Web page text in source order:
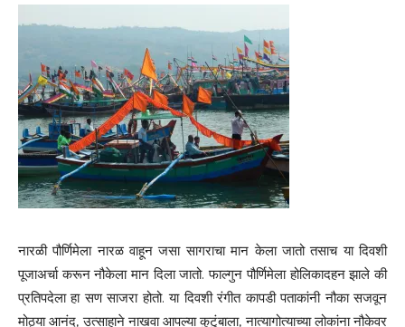
नारळी पौर्णिमेला नारळ वाहून जसा सागराचा मान केला जातो तसाच या दिवशी
पूजाअर्चा करून नौकेला मान दिला जातो. फाल्गुन पौर्णिमेला होलिकादहन झाले की
प्रतिपदेला हा सण साजरा होतो. या दिवशी रंगीत कापडी पताकांनी नौका सजवून
मोठ्या आनंद, उत्साहाने नाखवा आपल्या कुटुंबाला, नात्यागोत्याच्या लोकांना नौकेवर